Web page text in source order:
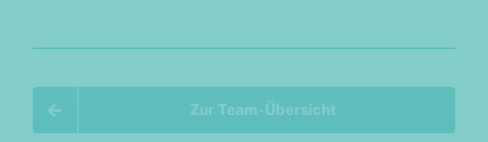
Zur Team-Übersicht